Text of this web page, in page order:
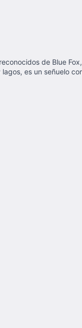
de Blue
es un señuelo